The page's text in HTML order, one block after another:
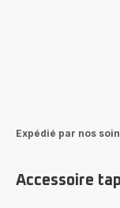
Expédié par nos
Accessoire